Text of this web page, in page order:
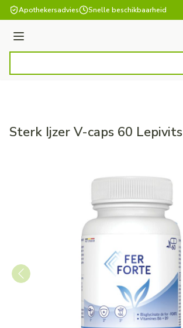
Ga naar de inhoud
Apothekersadvies Snelle beschikbaarheid
Menu
Sterk Ijzer V-caps 60 Lepivits